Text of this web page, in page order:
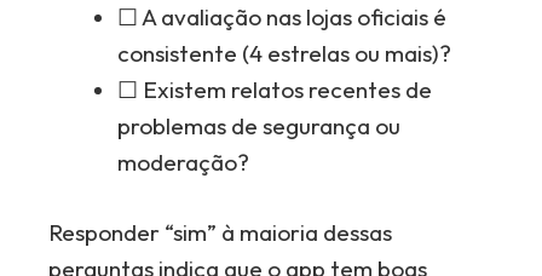
☐ A avaliação nas lojas oficiais é
consistente (4 estrelas ou mais)?
☐ Existem relatos recentes de
problemas de segurança ou
moderação?
Responder “sim” à maioria dessas
perguntas indica que o app tem boas